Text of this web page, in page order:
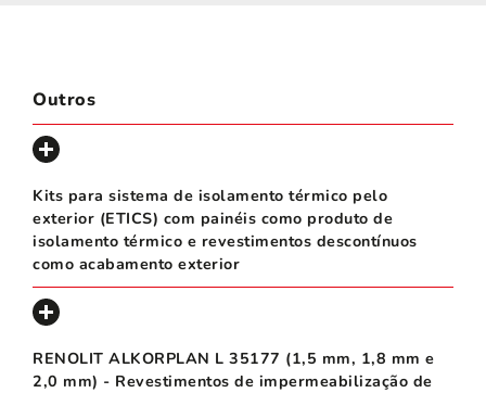
Outros
Kits para sistema de isolamento térmico pelo
exterior (ETICS) com painéis como produto de
isolamento térmico e revestimentos descontínuos
como acabamento exterior
RENOLIT ALKORPLAN L 35177 (1,5 mm, 1,8 mm e
2,0 mm) - Revestimentos de impermeabilização de